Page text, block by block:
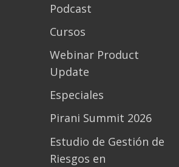
Podcast
Cursos
Webinar Product
Update
Especiales
Pirani Summit 2026
Estudio de Gestión de
Riesgos en